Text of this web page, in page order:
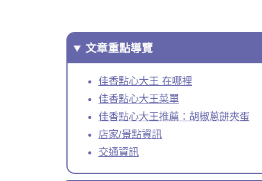
文章重點導覽
佳香點心大王 在哪裡
佳香點心大王菜單
佳香點心大王推薦：胡椒蔥餅夾蛋
店家/景點資訊
交通資訊